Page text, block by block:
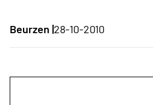
Beurzen |28-10-2010